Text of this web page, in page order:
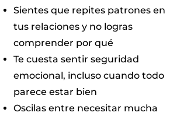
Sientes que repites patrones en
tus relaciones y no logras
comprender por qué
Te cuesta sentir seguridad
emocional, incluso cuando todo
parece estar bien
Oscilas entre necesitar mucha